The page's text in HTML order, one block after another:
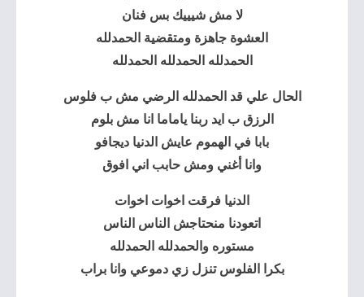
لا مش شيييك بس فنان
العشوة جاهزة ومتقضية الحمدلله
الحمدلله الحمدلله الحمدلله
الحال علي قد الحمدلله الرضي مش ب فلوس
الرزق ب ايد ربنا ياماما انا مش بلوم
بابا في الهموم عايش الدنيا ديجافو
وانا أغني ومش حابب اني افوق
الدنيا فرقت اخوات اخوات
اتعودنا منحتاجش الناس الناس
مستوره والحمدلله الحمدلله
بكرا الفلوس تنزل زي دموعي وانا براب